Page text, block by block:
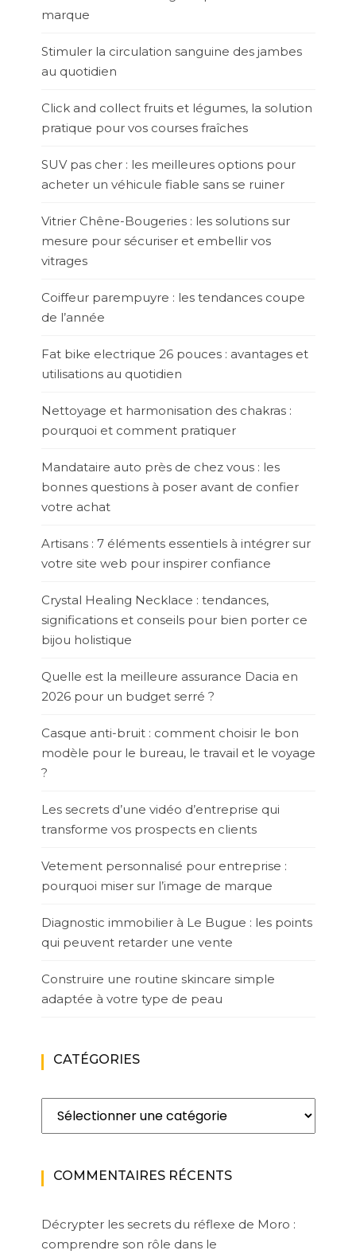
marque
Stimuler la circulation sanguine des jambes
au quotidien
Click and collect fruits et légumes, la solution
pratique pour vos courses fraîches
SUV pas cher : les meilleures options pour
acheter un véhicule fiable sans se ruiner
Vitrier Chêne-Bougeries : les solutions sur
mesure pour sécuriser et embellir vos
vitrages
Coiffeur parempuyre : les tendances coupe
de l’année
Fat bike electrique 26 pouces : avantages et
utilisations au quotidien
Nettoyage et harmonisation des chakras :
pourquoi et comment pratiquer
Mandataire auto près de chez vous : les
bonnes questions à poser avant de confier
votre achat
Artisans : 7 éléments essentiels à intégrer sur
votre site web pour inspirer confiance
Crystal Healing Necklace : tendances,
significations et conseils pour bien porter ce
bijou holistique
Quelle est la meilleure assurance Dacia en
2026 pour un budget serré ?
Casque anti-bruit : comment choisir le bon
modèle pour le bureau, le travail et le voyage
?
Les secrets d’une vidéo d’entreprise qui
transforme vos prospects en clients
Vetement personnalisé pour entreprise :
pourquoi miser sur l’image de marque
Diagnostic immobilier à Le Bugue : les points
qui peuvent retarder une vente
Construire une routine skincare simple
adaptée à votre type de peau
CATÉGORIES
Catégories
COMMENTAIRES RÉCENTS
Décrypter les secrets du réflexe de Moro :
comprendre son rôle dans le